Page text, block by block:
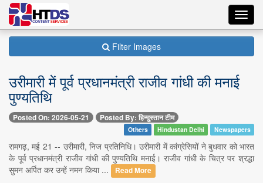
Filter Images
उरीमारी में पूर्व प्रधानमंत्री राजीव गांधी की मनाई
पुण्यतिथि
Posted On: 2026-05-21 Posted By: हिन्दुस्तान टीम
Others Hindustan Delhi Newspapers
रामगढ़, मई 21 -- उरीमारी, निज प्रतिनिधि। उरीमारी में कांग्रेसियों ने बुधवार को भारत
के पूर्व प्रधानमंत्री राजीव गांधी की पुण्यतिथि मनाई। राजीव गांधी के चित्र पर श्रद्धा
सुमन अर्पित कर उन्हें नमन किया ...
Read More